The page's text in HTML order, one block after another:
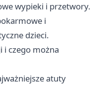
wypieki i przetwory.
i
dzieci.
i czego można
atuty